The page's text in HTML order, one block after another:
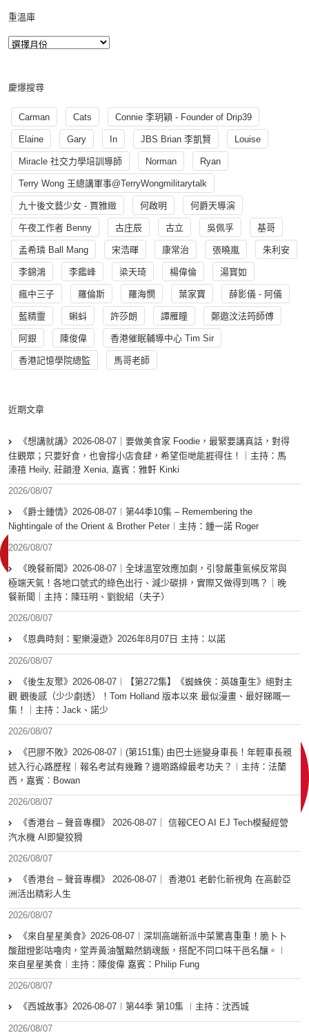
重溫庫
慶爆搜尋
Carman Cats Connie 李玥穎 - Founder of Drip39
Elaine Gary In JBS Brian 李凱賢 Louise
Miracle 社交力學培訓導師 Norman Ryan
Terry Wong 王總講軍事@TerryWongmilitarytalk
九十後文藝少女 - 賈雅緻 何啟明 何爵天導演
午夜工作者 Benny 古庄辰 古立 吳佩孚 基哥
孟希璘 Ball Mang 宋浩暉 康常治 張曉嵐 朱利安
李錦鴻 李鑑峰 梁天琦 楊偉倫 湯寳如
瘋中三子 羅倫斯 羅海憫 葉家寶 薛影儀 - 阿儀
藍精靈 蝌蚪 許莎朗 譚雁瞳 鄭遨汶法筠師傅
阿銀 陳俊偉 香港催眠輔導中心 Tim Sir
香港記憶學院總監 馬哥老師
近期文章
《想講就講》2026-08-07｜要做美食家 Foodie，最緊要講真話，對得
住觀眾；只要好食，也會撐小店食肆，希望佢哋能捱得住！｜主持：馬
溱禧 Heily, 莊韻澄 Xenia, 嘉賓：雅軒 Kinki
2026/08/07
《爵士鍾情》2026-08-07︱第44季10集 – Remembering the
Nightingale of the Orient & Brother Peter︱主持：鍾一諾 Roger
2026/08/07
《晚餐新聞》2026-08-07｜全球溫室效應加劇，引發嚴重氣候反常與
極端天氣！各地口號式的綠色出行、減少碳排，實際又做得到嗎？｜晚
餐新聞｜主持：陳珏明、劉銳紹（夫子）
2026/08/07
《恩典時刻：聖樂漫遊》2026年8月07日 主持：以諾
2026/08/07
《後生友聚》2026-08-07︱【第272集】《蜘蛛俠：英雄重生》絕對主
觀 觀後感（少少劇透）！Tom Holland 版本以來 最似漫畫、最好睇嘅一
集！｜主持：Jack、諾少
2026/08/07
《巴膠不敗》2026-08-07︱(第151集) 由巴士迷變身車長！年輕車長親
述入行心路歷程｜報名考試有幾難？邊啲路線最考功夫？︱主持：法蘭
西，嘉賓︰Bowan
2026/08/07
《香港台 – 聲音專欄》 2026-08-07｜ 信報CEO AI EJ Tech模擬經營
汽水機 AI即變狡猾
2026/08/07
《香港台 – 聲音專欄》 2026-08-07｜ 香港01 老齡化新視角 在高齡亞
洲活出精彩人生
2026/08/07
《來自星星美食》2026-08-07︱深圳高端新派中菜驚喜重重！脆卜卜
酸甜燈影咕嚕肉，堂弄黃油蟹黯然銷魂飯，搭配不同口味干邑名釀。︱
來自星星美食︱主持：陳俊偉 嘉賓：Philip Fung
2026/08/07
《西城故事》2026-08-07︱第44季 第10集 ︱主持：沈西城
2026/08/07